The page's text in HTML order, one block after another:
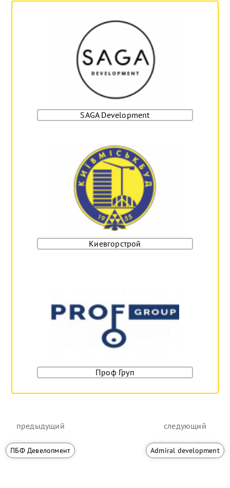
SAGA Development
Киевгорстрой
Проф Груп
предыдущий
ПБФ Девелопмент
следующий
Admiral development